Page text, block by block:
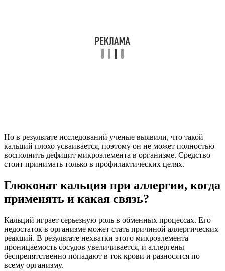
Но в результате исследований ученые выявили, что такой
кальций плохо усваивается, поэтому он не может полностью
восполнить дефицит микроэлемента в организме. Средство
стоит принимать только в профилактических целях.
Глюконат кальция при аллергии, когда
применять и какая связь?
Кальций играет серьезную роль в обменных процессах. Его
недостаток в организме может стать причиной аллергических
реакций. В результате нехватки этого микроэлемента
проницаемость сосудов увеличивается, и аллергены
беспрепятственно попадают в ток крови и разносятся по
всему организму.